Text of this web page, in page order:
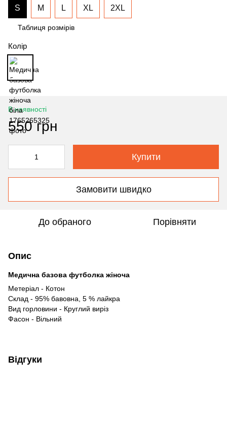
S M L XL 2XL
Таблиця розмірів
Колір
В наявності
550 грн
Купити
Замовити швидко
До обраного Порівняти
Опис
Медична базова футболка жіноча
Метеріал - Котон
Склад - 95% бавовна, 5 % лайкра
Вид горловини - Круглий виріз
Фасон - Вільний
Відгуки